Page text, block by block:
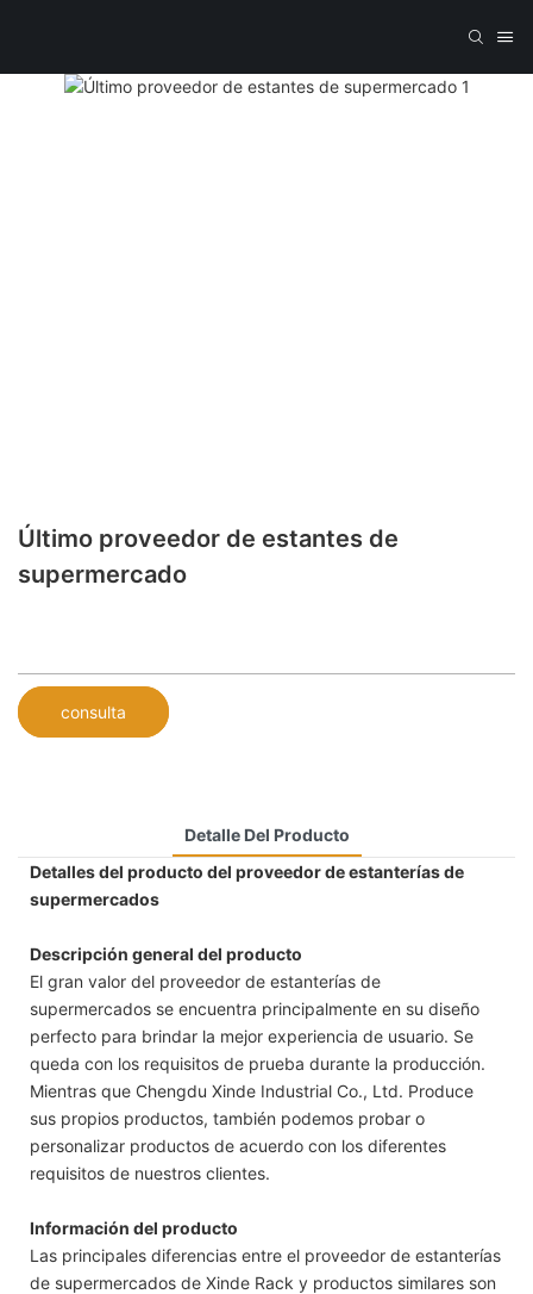
Último proveedor de estantes de
supermercado
consulta
Detalle Del Producto
Detalles del producto del proveedor de estanterías de
supermercados
Descripción general del producto
El gran valor del proveedor de estanterías de
supermercados se encuentra principalmente en su diseño
perfecto para brindar la mejor experiencia de usuario. Se
queda con los requisitos de prueba durante la producción.
Mientras que Chengdu Xinde Industrial Co., Ltd. Produce
sus propios productos, también podemos probar o
personalizar productos de acuerdo con los diferentes
requisitos de nuestros clientes.
Información del producto
Las principales diferencias entre el proveedor de estanterías
de supermercados de Xinde Rack y productos similares son